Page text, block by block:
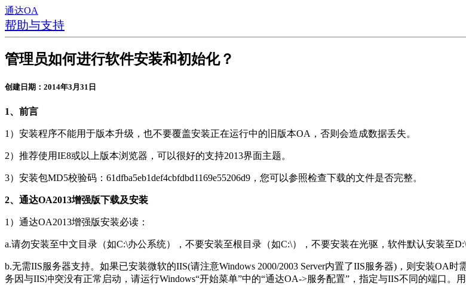
通达OA
帮助与支持
管理员如何进行软件安装和初始化？
创建日期：2014年3月31日
1、前言
1）安装程序不能用于版本升级，也不要覆盖安装正在运行中的旧版本OA，否则会造成数据丢失。
2）推荐使用IE8或以上版本浏览器，可以很好的支持2013界面主题。
3）安装包MD5校验码：61dfba5eb1def4cbfdbd1169e55206d9，您可以参照检查下载的文件是否完整。
2、通达OA2013增强版下载及安装
1）通达OA2013增强版安装必读：
a.请勿安装至中文目录（如C:\办公系统），不要安装至根目录（如C:\），不要安装在光驱，软件默认安装至
b.无需IIS服务器支持。如果已安装微软的IIS(请注意Windows 2000/2003 Server内置了IIS服务器)，则安装OA
务因与IIS冲突没有正常启动，请运行Windows“开始菜单”中的“通达OA->服务配置”，指定与IIS不同的端口。